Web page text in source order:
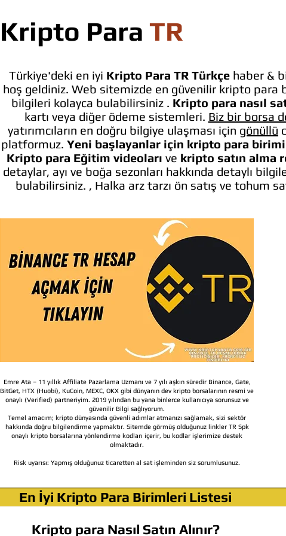
Kripto Para TR
Türkiye'deki en iyi Kripto Para TR Türkçe haber &
hoş geldiniz. Web sitemizde en güvenilir kripto para
bilgileri kolayca bulabilirsiniz . Kripto para nasıl
kartı veya diğer ödeme sistemleri. Biz bir borsa
yatırımcıların en doğru bilgiye ulaşması için gönüllü
platformuz. Yeni başlayanlar için kripto para
Kripto para Eğitim videoları ve kripto satın alma
detaylar, ayı ve boğa sezonları hakkında detaylı
bulabilirsiniz. , Halka arz tarzı ön satış ve tohum
Emre Ata – 11 yıllık Affiliate Pazarlama Uzmanı ve 7 yılı aşkın süredir Binance, Gate,
BitGet, HTX (Huobi), KuCoin, MEXC, OKX gibi dünyanın dev kripto borsalarının resmi ve
onaylı (Verified) partneriyim. 2019 yılından bu yana binlerce kullanıcıya sorunsuz ve
güvenilir Bilgi sağlıyorum.
Temel amacım; kripto dünyasında güvenli adımlar atmanızı sağlamak, sizi sektör
hakkında doğru bilgilendirme yapmaktır. Sitemde görmüş olduğunuz linkler TR Spk
onaylı kripto borsalarına yönlendirme kodları içerir, bu kodlar işlerimize destek
olmaktadır.
Risk uyarısı: Yapmış olduğunuz ticaretten al sat işleminden siz sorumlusunuz.
En İyi Kripto Para Birimleri Listesi
Kripto para Nasıl Satın Alınır?